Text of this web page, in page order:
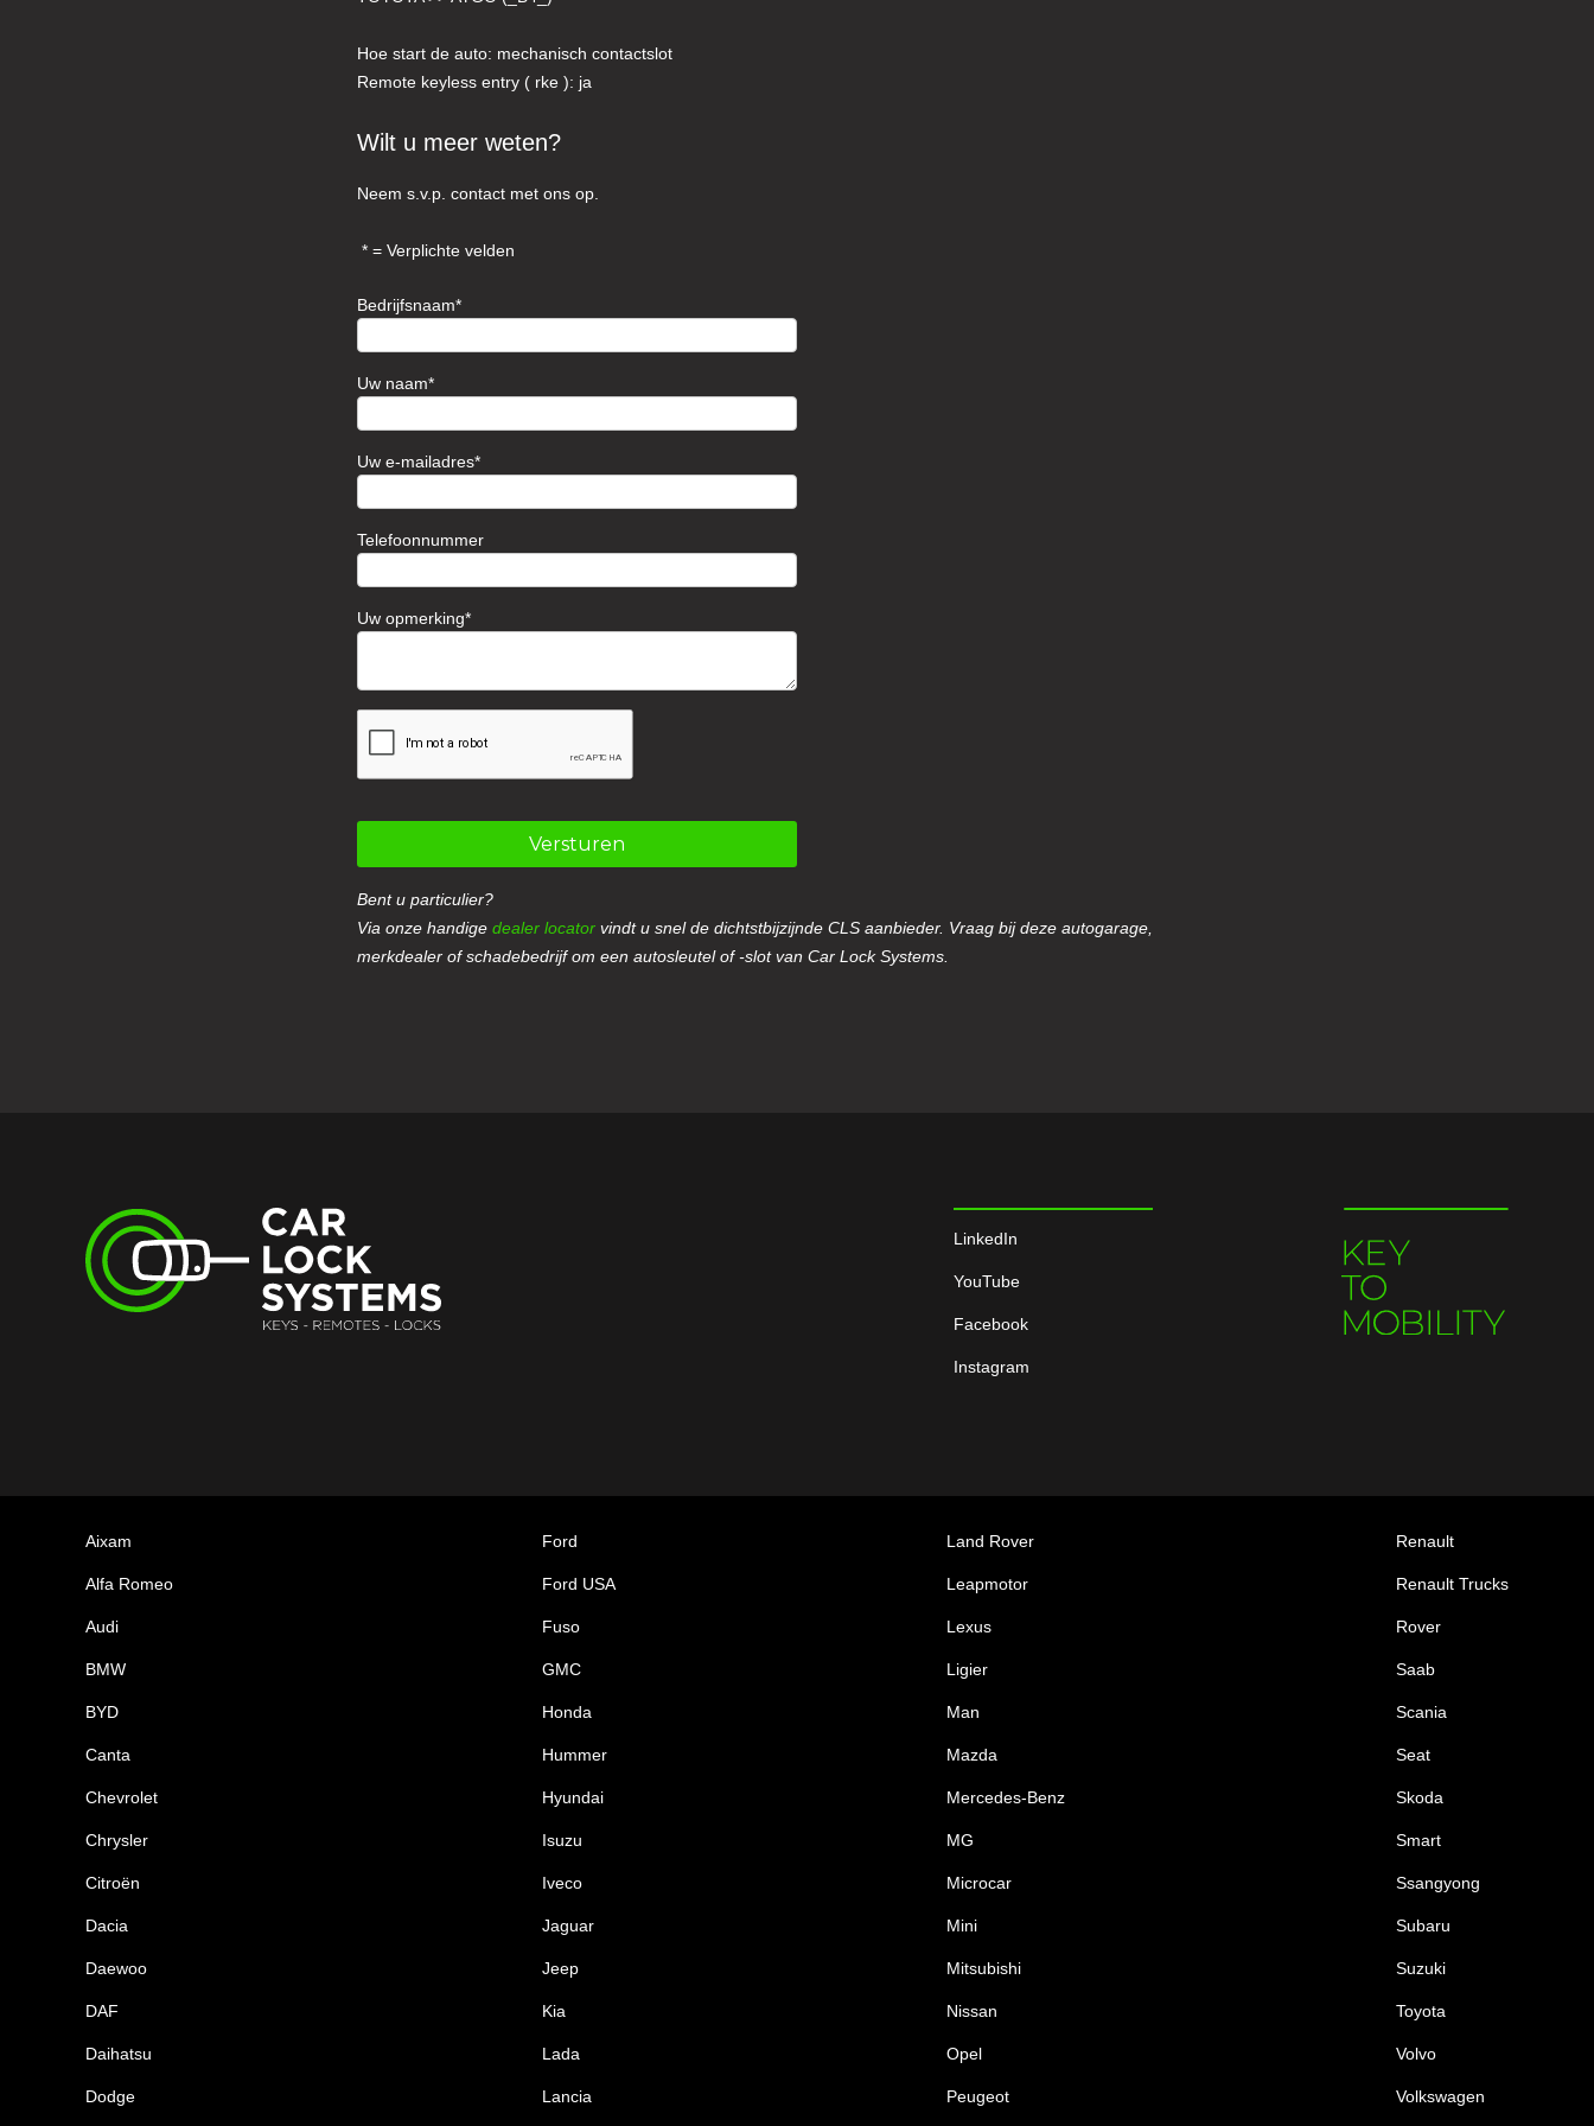
Hoe start de auto: mechanisch contactslot
Remote keyless entry ( rke ): ja
Wilt u meer weten?
Neem s.v.p. contact met ons op.
= Verplichte velden
Bedrijfsnaam
Uw naam
Uw e-mailadres
Telefoonnummer
Uw opmerking
Versturen
Bent u particulier?
Via onze handigedealer locator vindt u snel de dichtstbijzijnde CLS aanbieder. Vraag bij deze autogarage,
merkdealer of schadebedrijf om een autosleutel of -slot van Car Lock Systems.
LinkedIn
YouTube
Facebook
Instagram
Aixam
Alfa Romeo
Audi
BMW
BYD
Canta
Chevrolet
Chrysler
Citroën
Dacia
Daewoo
DAF
Daihatsu
Dodge
Ford
Ford USA
Fuso
GMC
Honda
Hummer
Hyundai
Isuzu
Iveco
Jaguar
Jeep
Kia
Lada
Lancia
Land Rover
Leapmotor
Lexus
Ligier
Man
Mazda
Mercedes-Benz
MG
Microcar
Mini
Mitsubishi
Nissan
Opel
Peugeot
Renault
Renault Trucks
Rover
Saab
Scania
Seat
Skoda
Smart
Ssangyong
Subaru
Suzuki
Toyota
Volvo
Volkswagen